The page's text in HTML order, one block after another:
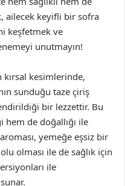
ailecek keyifli bir sofra
keşfetmek ve
unutmayın!
kırsal kesimlerinde,
sunduğu taze çiriş
bir lezzettir. Bu
hem de doğallığı ile
yemeğe eşsiz bir
olması ile de sağlık için
ile